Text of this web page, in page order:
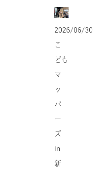
2026/06/30
こ
ども
マ
ッ
パ
ー
ズ
in
新